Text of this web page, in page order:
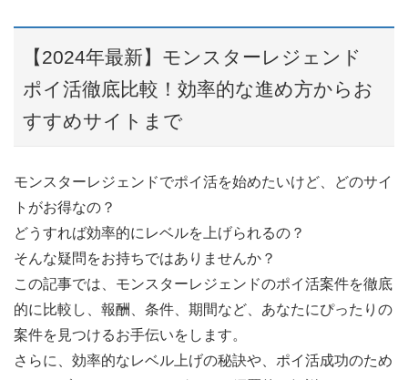
【2024年最新】モンスターレジェンド
ポイ活徹底比較！効率的な進め方からお
すすめサイトまで
モンスターレジェンドでポイ活を始めたいけど、どのサイ
トがお得なの？
どうすれば効率的にレベルを上げられるの？
そんな疑問をお持ちではありませんか？
この記事では、モンスターレジェンドのポイ活案件を徹底
的に比較し、報酬、条件、期間など、あなたにぴったりの
案件を見つけるお手伝いをします。
さらに、効率的なレベル上げの秘訣や、ポイ活成功のため